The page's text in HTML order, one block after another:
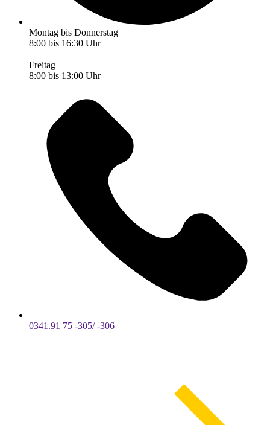
Montag bis Donnerstag
8:00 bis 16:30 Uhr
Freitag
8:00 bis 13:00 Uhr
0341.91 75 -305/ -306